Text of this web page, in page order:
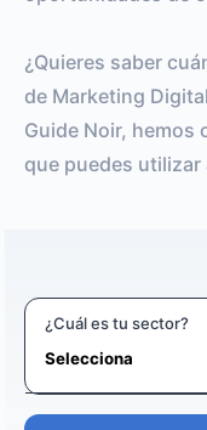
¿Quieres saber
de Marketing
Guide Noir, hemos
que puedes
¿Cuál es tu sector?